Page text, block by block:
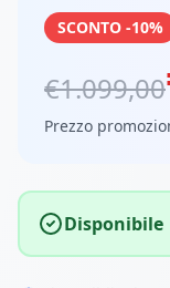
SCONTO -10%
€1.099,00
Prezzo
Disponibile